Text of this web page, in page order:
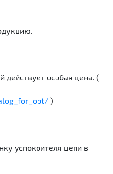
особая цена. (
)
успокоителя цепи в